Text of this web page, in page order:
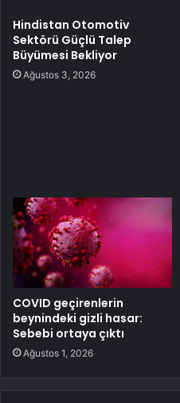
Hindistan Otomotiv
Sektörü Güçlü Talep
Büyümesi Bekliyor
Ağustos 3, 2026
COVID geçirenlerin
beynindeki gizli hasar:
Sebebi ortaya çıktı
Ağustos 1, 2026